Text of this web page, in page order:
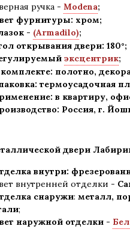
ручка - Modena;
фурнитуры: хром;
- (Armadilo);
открывания двери: 180°;
эксцентрик;
полотно,
термоусадочная
: в квартиру,
Россия, г.
двери
внутри:
внутренней отделки -
снаружи: металл,
;
наружной отделки -